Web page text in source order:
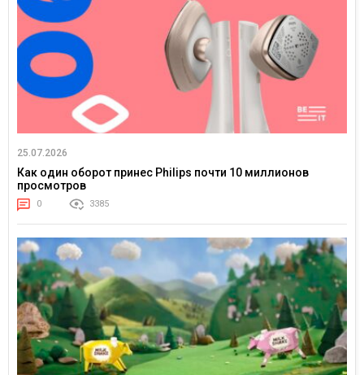
25.07.2026
Как один оборот принес Philips почти 10 миллионов
просмотров
0 3385